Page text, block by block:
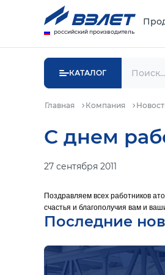
российский производитель
КАТАЛОГ
Главная Компания
С днем
27 сентября 2011
Поздравляем всех работников
счастья и благополучия вам и
Последние